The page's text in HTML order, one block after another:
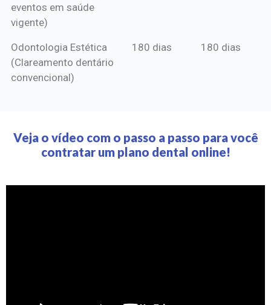
eventos em saúde
vigente)
Odontologia Estética
(Clareamento dentário
convencional)
180 dias 180 dias
Veja o vídeo com o passo a passo para você
contratar um plano dental online!